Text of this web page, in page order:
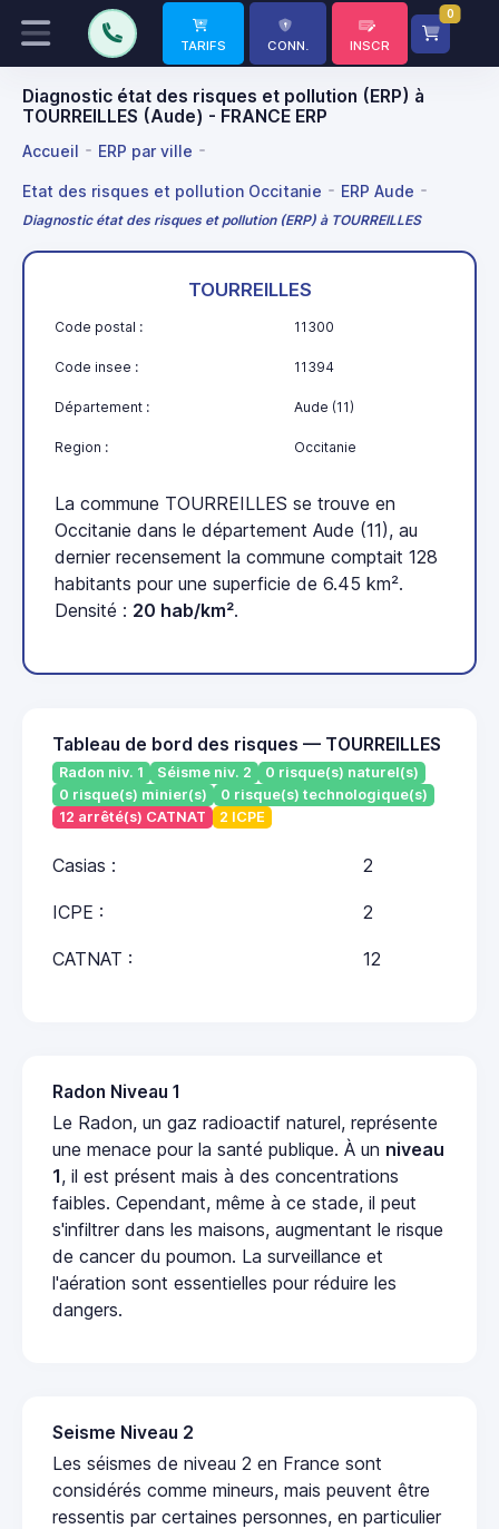
TARIFS CONN. INSCR
0
Diagnostic état des risques et pollution (ERP) à
TOURREILLES (Aude) - FRANCE ERP
Accueil ERP par ville
Etat des risques et pollution Occitanie ERP Aude
Diagnostic état des risques et pollution (ERP) à TOURREILLES
TOURREILLES
Code postal : 11300
Code insee : 11394
Département : Aude (11)
Region : Occitanie
La commune TOURREILLES se trouve en
Occitanie dans le département Aude (11), au
dernier recensement la commune comptait 128
habitants pour une superficie de 6.45 km².
Densité : 20 hab/km².
Tableau de bord des risques — TOURREILLES
Radon niv. 1 Séisme niv. 2
0 risque(s) naturel(s)
0 risque(s) minier(s)
0 risque(s) technologique(s)
12 arrêté(s) CATNAT
2 ICPE
Casias : 2
ICPE : 2
CATNAT : 12
Radon Niveau 1
Le Radon, un gaz radioactif naturel, représente
une menace pour la santé publique. À un niveau
1, il est présent mais à des concentrations
faibles. Cependant, même à ce stade, il peut
s'infiltrer dans les maisons, augmentant le risque
de cancer du poumon. La surveillance et
l'aération sont essentielles pour réduire les
dangers.
Seisme Niveau 2
Les séismes de niveau 2 en France sont
considérés comme mineurs, mais peuvent être
ressentis par certaines personnes, en particulier